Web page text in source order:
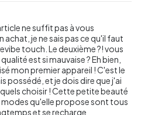
ne suffit pas à vous
je ne sais pas ce qu'il faut
touch. Le deuxième ?! vous
est si mauvaise ? Eh bien,
mon premier appareil ! C'est le
possédé, et je dois dire que j'ai
choisir ! Cette petite beauté
qu'elle propose sont tous
et se recharge